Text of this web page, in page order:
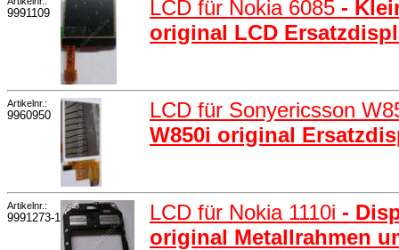
9991109 LCD für Nokia 6085 -
original LCD
Artikelnr.:
9960950
LCD für Sonyericsson
W850i original
Artikelnr.:
9991273-1 LCD für Nokia 1110i -
original Metallrahmen